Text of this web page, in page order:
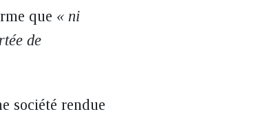
que « ni
de
société rendue